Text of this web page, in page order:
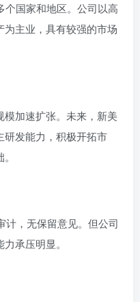
个国家和地区。公司以高
主业，具有较强的市场
加速扩张。未来，新美
研发能力，积极开拓市
计，无保留意见。但公司
承压明显。